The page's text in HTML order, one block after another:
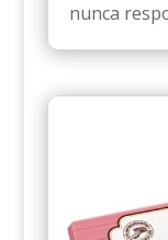
nunca